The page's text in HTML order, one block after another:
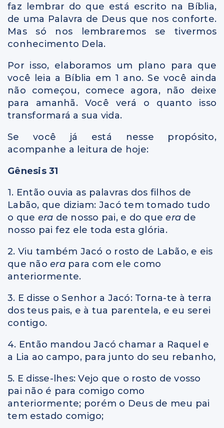
faz lembrar do que está escrito na Bíblia,
de uma Palavra de Deus que nos conforte.
Mas só nos lembraremos se tivermos
conhecimento Dela.
Por isso, elaboramos um plano para que
você leia a Bíblia em 1 ano. Se você ainda
não começou, comece agora, não deixe
para amanhã. Você verá o quanto isso
transformará a sua vida.
Se você já está nesse propósito,
acompanhe a leitura de hoje:
Gênesis 31
1. Então ouvia as palavras dos filhos de
Labão, que diziam: Jacó tem tomado tudo
o que era de nosso pai, e do queera de
nosso pai fez ele toda esta glória.
2. Viu também Jacó o rosto de Labão, e eis
que não era para com ele como
anteriormente.
3. E disse o Senhor a Jacó: Torna-te à terra
dos teus pais, e à tua parentela, e eu serei
contigo.
4. Então mandou Jacó chamar a Raquel e
a Lia ao campo, para junto do seu rebanho,
5. E disse-lhes: Vejo que o rosto de vosso
pai não é para comigo como
anteriormente; porém o Deus de meu pai
tem estado comigo;